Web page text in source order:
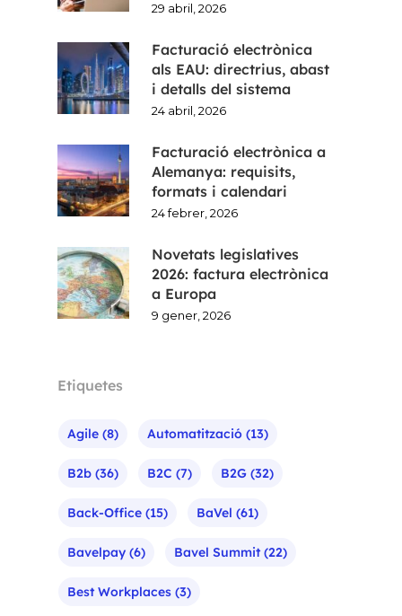
29 abril, 2026
Facturació electrònica
als EAU: directrius, abast
i detalls del sistema
24 abril, 2026
Facturació electrònica a
Alemanya: requisits,
formats i calendari
24 febrer, 2026
Novetats legislatives
2026: factura electrònica
a Europa
9 gener, 2026
Etiquetes
Agile (8) Automatització (13)
B2b (36) B2C (7) B2G (32)
Back-Office (15) BaVel (61)
Bavelpay (6) Bavel Summit(22)
Best Workplaces (3)